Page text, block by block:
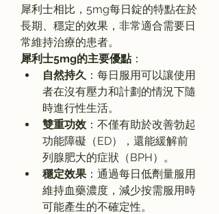
犀利士相比，5mg每日錠的特點在於
長期、穩定的效果，非常適合需要日
常維持治療的患者。
犀利士5mg的主要優點：
自然持久 ：每日服用可以讓使用
者在沒有壓力和計劃的情況下隨
時進行性生活。
雙重功效 ：不僅有助於改善勃起
功能障礙（ED），還能緩解前
列腺肥大的症狀（BPH）。
穩定效果 ：通過每日低劑量服用
維持血藥濃度，減少按需服用時
可能產生的不確定性。